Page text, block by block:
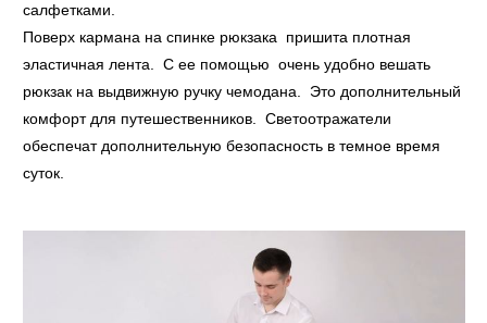
салфетками.
Поверх кармана на спинке рюкзака пришита плотная
эластичная лента. С ее помощью очень удобно вешать
рюкзак на выдвижную ручку чемодана. Это дополнительный
комфорт для путешественников. Светоотражатели
обеспечат дополнительную безопасность в темное время
суток.